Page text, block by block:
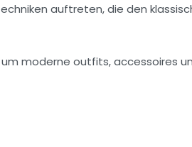
auftreten, die den